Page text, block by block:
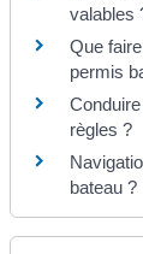
valables
Que
permis
règles ?
bateau ?